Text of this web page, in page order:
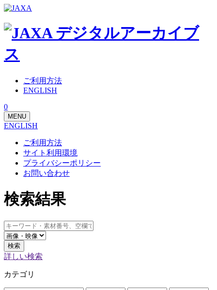
ご利用方法
ENGLISH
0
MENU
ENGLISH
ご利用方法
サイト利用環境
プライバシーポリシー
お問い合わせ
検索結果
検索
詳しい検索
カテゴリ